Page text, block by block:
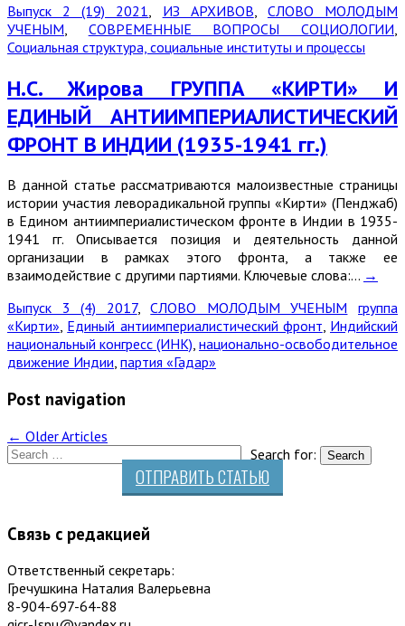
Выпуск 2 (19) 2021
ИЗ АРХИВОВ
СЛОВО МОЛОДЫМ
УЧЕНЫМ
СОВРЕМЕННЫЕ ВОПРОСЫ СОЦИОЛОГИИ
Социальная структура, социальные институты и процессы
Н.С. Жирова ГРУППА «КИРТИ» И
ЕДИНЫЙ АНТИИМПЕРИАЛИСТИЧЕСКИЙ
ФРОНТ В ИНДИИ (1935-1941 гг.)
В данной статье рассматриваются малоизвестные страницы
истории участия леворадикальной группы «Кирти» (Пенджаб)
в Едином антиимпериалистическом фронте в Индии в 1935-
1941 гг. Описывается позиция и деятельность данной
организации в рамках этого фронта, а также ее
взаимодействие с другими партиями. Ключевые слова:… →
Выпуск 3 (4) 2017,СЛОВО МОЛОДЫМ УЧЕНЫМ
группа
«Кирти», Единый антиимпериалистический фронт, Индийский
национальный конгресс (ИНК), национально-освободительное
движение Индии, партия «Гадар»
Post navigation
← Older Articles
Search for:
ОТПРАВИТЬ СТАТЬЮ
Связь с редакцией
Ответственный секретарь:
Гречушкина Наталия Валерьевна
8-904-697-64-88